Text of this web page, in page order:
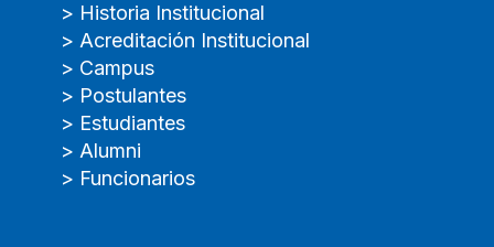
> Historia Institucional
> Acreditación Institucional
> Campus
> Postulantes
> Estudiantes
> Alumni
> Funcionarios